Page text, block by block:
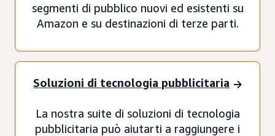
segmenti di pubblico nuovi ed esistenti su
Amazon e su destinazioni di terze parti.
Soluzioni di tecnologia pubblicitaria
La nostra suite di soluzioni di tecnologia
pubblicitaria può aiutarti a raggiungere i